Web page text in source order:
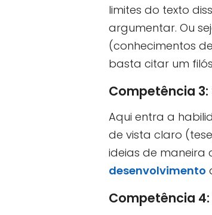
limites do texto
argumentar. Ou
(conhecimentos
basta citar um
Competência
Aqui entra a
de vista claro
ideias de maneira
desenvolvimento
Competência